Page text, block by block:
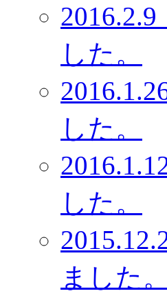
した。
した。
した。
ました。